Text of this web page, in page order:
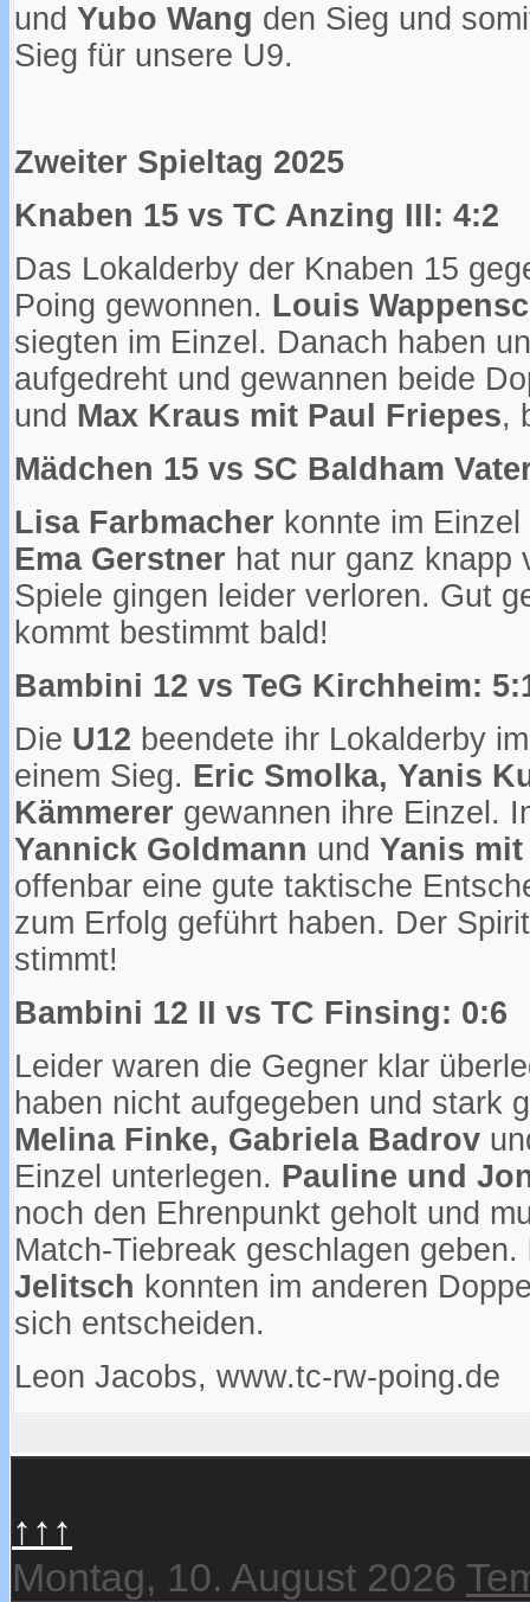
und Yubo Wang den Sieg und
Sieg für unsere U9.
Zweiter Spieltag 2025
Knaben 15 vs TC Anzing III: 4:2
Das Lokalderby der Knaben 15
Poing gewonnen. Louis
siegten im Einzel. Danach haben
aufgedreht und gewannen beide
und Max Kraus mit Paul Friepes,
Mädchen 15 vs SC Baldham
Lisa Farbmacher konnte im
Ema Gerstner hat nur ganz knapp
Spiele gingen leider verloren. Gut
kommt bestimmt bald!
Bambini 12 vs TeG Kirchheim:
Die U12 beendete ihr Lokalderby
einem Sieg. Eric Smolka, Yanis
Kämmerer gewannen ihre Einzel.
Yannick Goldmann und Yanis
offenbar eine gute taktische
zum Erfolg geführt haben. Der
stimmt!
Bambini 12 II vs TC Finsing: 0:6
Leider waren die Gegner klar
haben nicht aufgegeben und stark
Melina Finke, Gabriela Badrov
Einzel unterlegen. Pauline und
noch den Ehrenpunkt geholt und
Match-Tiebreak geschlagen geben.
Jelitsch konnten im anderen
sich entscheiden.
Leon Jacobs, www.tc-rw-poing.de
↑↑↑
Montag, 10. August 2026